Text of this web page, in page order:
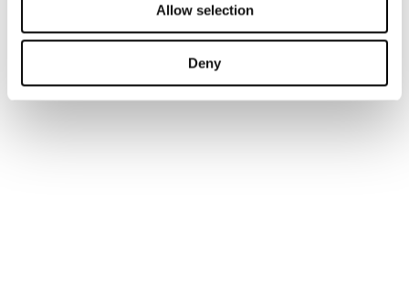
Allow selection
Deny